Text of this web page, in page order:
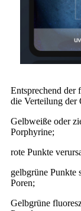
Entsprechend der
die Verteilung der
Gelbweiße oder
Porphyrine;
rote Punkte
gelbgrüne Punkte
Poren;
Gelbgrüne